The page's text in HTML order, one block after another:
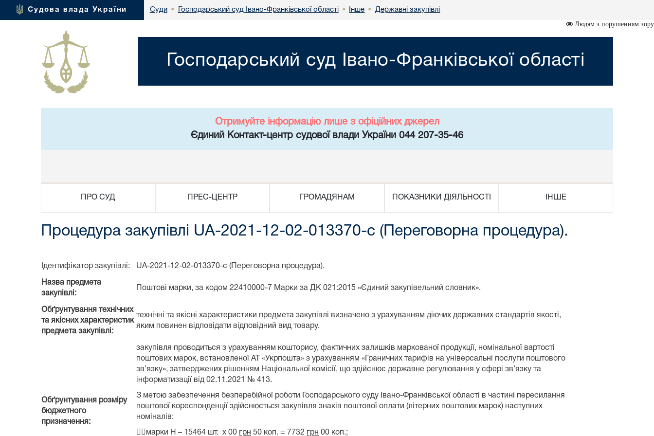
Судова влада України Суди • Господарський суд Івано-Франківської області • Інше • Державні закупівлі
Людям з порушенням зору
Господарський суд Івано-Франківської області
Отримуйте інформацію лише з офіційних джерел
Єдиний Контакт-центр судової влади України 044 207-35-46
ПРО СУД ПРЕС-ЦЕНТР ГРОМАДЯНАМ ПОКАЗНИКИ ДІЯЛЬНОСТІ ІНШЕ
Процедура закупівлі UA-2021-12-02-013370-c (Переговорна процедура).
Ідентифікатор закупівлі: UA-2021-12-02-013370-c (Переговорна процедура).
Назва предмета
закупівлі:
Поштові марки, за кодом 22410000-7 Марки за ДК 021:2015 «Єдиний закупівельний словник».
Обґрунтування технічних
та якісних характеристик
предмета закупівлі:
технічні та якісні характеристики предмета закупівлі визначено з урахуванням діючих державних стандартів якості,
яким повинен відповідати відповідний вид товару.
Обґрунтування розміру
бюджетного
призначення:
закупівля проводиться з урахуванням кошторису, фактичних залишків маркованої продукції, номінальної вартості
поштових марок, встановленої АТ «Укрпошта» з урахуванням «Граничних тарифів на універсальні послуги поштового
зв’язку», затверджених рішенням Національної комісії, що здійснює державне регулювання у сфері зв’язку та
інформатизації від 02.11.2021 № 413.
З метою забезпечення безперебійної роботи Господарського суду Івано-Франківської області в частині пересилання
поштової кореспонденції здійснюється закупівля знаків поштової оплати (літерних поштових марок) наступних
номіналів:
марки H – 15464 шт. х 00 грн 50 коп. = 7732 грн 00 коп.;